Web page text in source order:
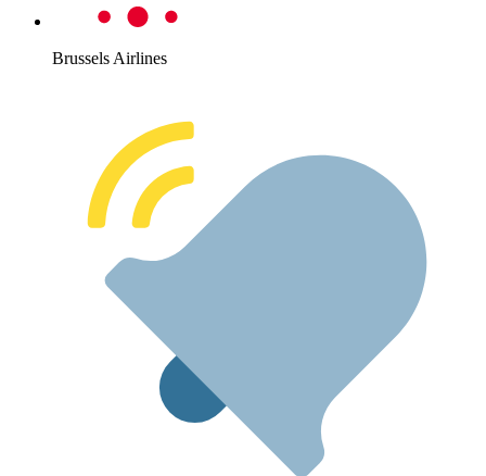
Brussels Airlines